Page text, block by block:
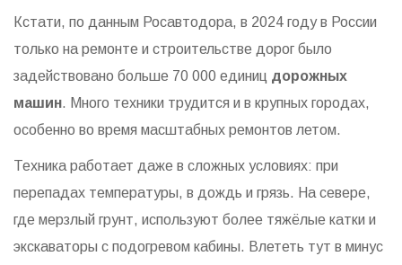
Кстати, по данным Росавтодора, в 2024 году в России
только на ремонте и строительстве дорог было
задействовано больше 70 000 единиц дорожных
машин. Много техники трудится и в крупных городах,
особенно во время масштабных ремонтов летом.
Техника работает даже в сложных условиях: при
перепадах температуры, в дождь и грязь. На севере,
где мерзлый грунт, используют более тяжёлые катки и
экскаваторы с подогревом кабины. Влететь тут в минус